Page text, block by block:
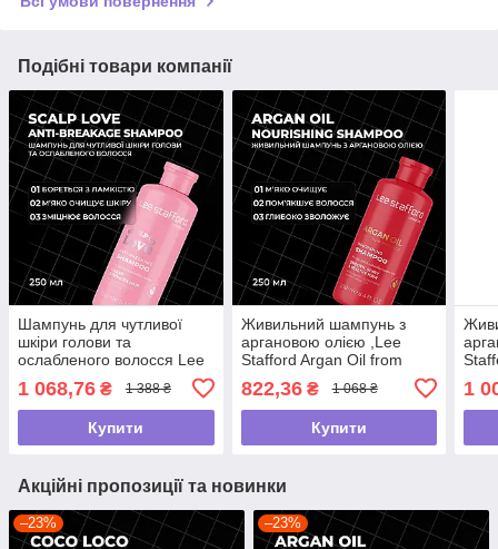
Подібні товари компанії
Шампунь для чутливої
шкіри голови та
ослабленого волосся Lee
Breakage Shampoo,250мл
1 068,76 ₴ 1 388 ₴
Купити
Живильний шампунь з
аргановою олією ,Lee
Stafford Argan Oil from
Shampoo ,250мл
822,36₴ 1 068 ₴
Купити
1
Акційні пропозиції та новинки
–23% –23%